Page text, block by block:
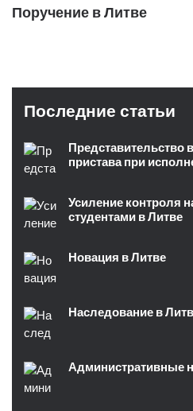
Поручение в Литве
Последние статьи
Представительство
пристава при
Усиление контроля
студентами в Литве
Новация в Литве
Наследование в
Административные